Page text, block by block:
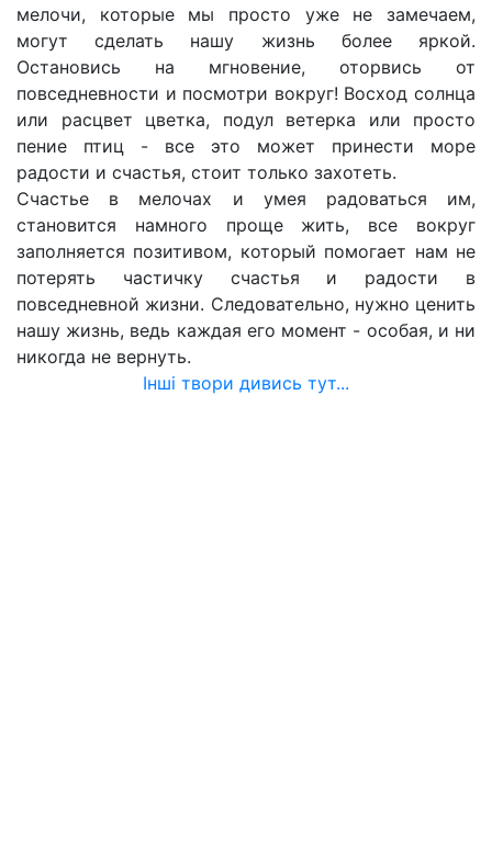
мелочи, которые мы просто уже не замечаем,
могут сделать нашу жизнь более яркой.
Остановись на мгновение, оторвись от
повседневности и посмотри вокруг! Восход солнца
или расцвет цветка, подул ветерка или просто
пение птиц - все это может принести море
радости и счастья, стоит только захотеть.
Счастье в мелочах и умея радоваться им,
становится намного проще жить, все вокруг
заполняется позитивом, который помогает нам не
потерять частичку счастья и радости в
повседневной жизни. Следовательно, нужно ценить
нашу жизнь, ведь каждая его момент - особая, и ни
никогда не вернуть.
Інші твори дивись тут...